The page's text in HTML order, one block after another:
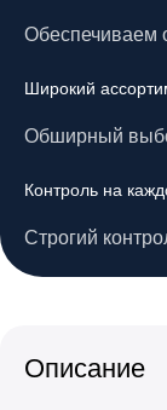
Обеспечиваем
Широкий
Обширный
Контроль на
Строгий
Описание